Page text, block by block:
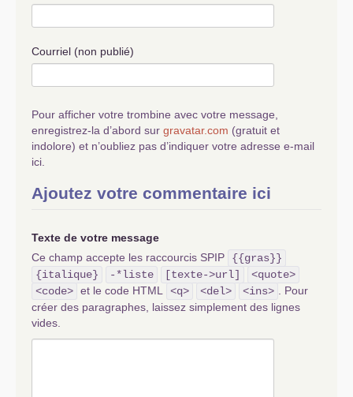
Courriel (non publié)
Pour afficher votre trombine avec votre message,
enregistrez-la d’abord sur gravatar.com (gratuit et
indolore) et n’oubliez pas d’indiquer votre adresse e-mail
ici.
Ajoutez votre commentaire ici
Texte de votre message
Ce champ accepte les raccourcis SPIP
{{gras}}
{italique}
-*liste [texte->url]
<quote>
<code> et le code HTML <q> <del> <ins>
. Pour
créer des paragraphes, laissez simplement des lignes
vides.